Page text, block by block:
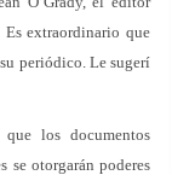
Es extraordinario que
periódico. Le sugerí
que los documentos
se otorgarán poderes